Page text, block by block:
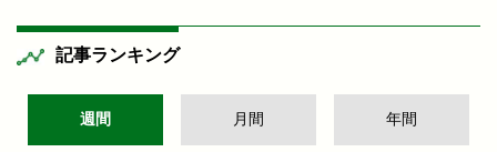
記事ランキング
週間 月間 年間